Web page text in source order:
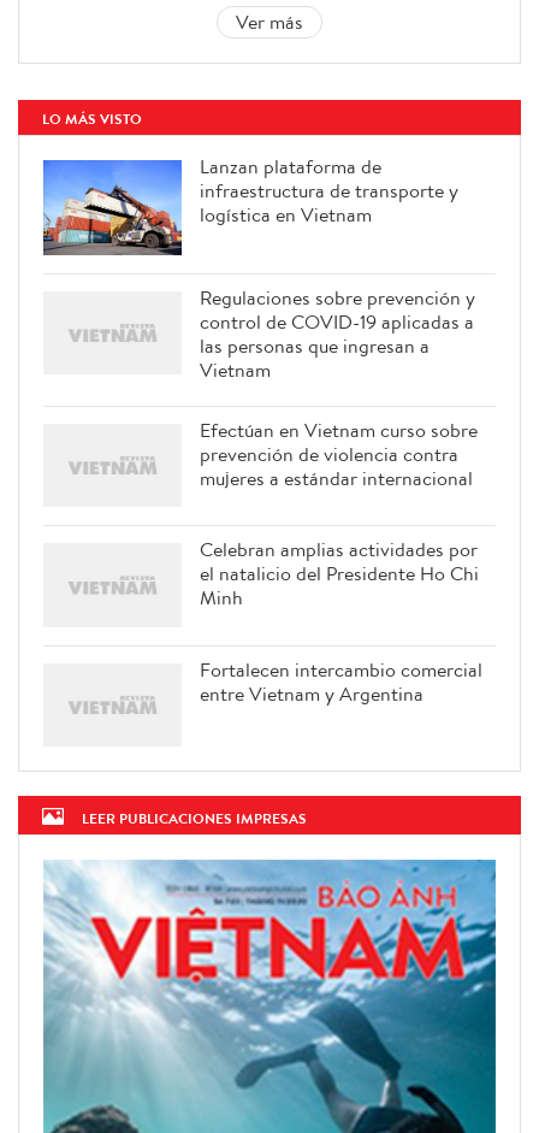
Ver más
LO MÁS VISTO
Lanzan plataforma de
infraestructura de transporte y
logística en Vietnam
Regulaciones sobre prevención y
control de COVID-19 aplicadas a
las personas que ingresan a
Vietnam
Efectúan en Vietnam curso sobre
prevención de violencia contra
mujeres a estándar internacional
Celebran amplias actividades por
el natalicio del Presidente Ho Chi
Minh
Fortalecen intercambio comercial
entre Vietnam y Argentina
LEER PUBLICACIONES IMPRESAS